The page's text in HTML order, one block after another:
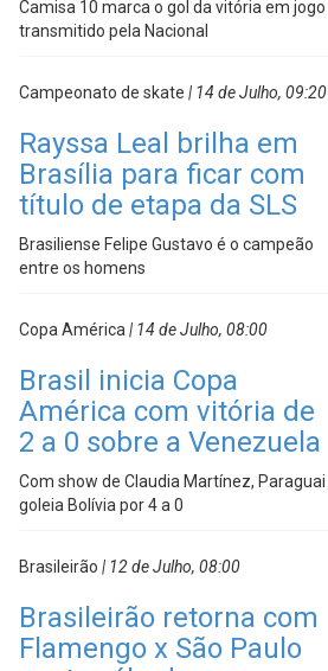
Camisa 10 marca o gol da vitória em jogo
transmitido pela Nacional
Campeonato de skate | 14 de Julho, 09:20
Rayssa Leal brilha em
Brasília para ficar com
título de etapa da SLS
Brasiliense Felipe Gustavo é o campeão
entre os homens
Copa América | 14 de Julho, 08:00
Brasil inicia Copa
América com vitória de
2 a 0 sobre a Venezuela
Com show de Claudia Martínez, Paraguai
goleia Bolívia por 4 a 0
Brasileirão | 12 de Julho, 08:00
Brasileirão retorna com
Flamengo x São Paulo